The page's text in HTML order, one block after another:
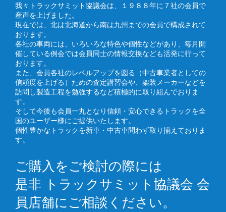
我々トラックサミット協議会は、１９８８年に７社の会員で
産声を上げました。
現在では、北は北海道から南は九州までの会員で構成されて
おります。
各社の車両には、いろいろな特色や個性などがあり、毎月開
催している例会では会員同士の情報交換なども活発に行って
おります。
また、会員各社のレベルアップを図る（中古車業者としての
信頼度を上げる）ための査定講習会や、架装メーカーなどを
訪問し製造工程を勉強するなど積極的に取り組んでおりま
す。
そして今後も会員一丸となり信頼・安心できるトラックを全
国のユーザー様にご提供いたします。
個性豊かなトラックを新車・中古車問わず取り揃えておりま
す。
ご購入をご検討の際には
是非 トラックサミット協議会 会
員店舗にご相談ください。